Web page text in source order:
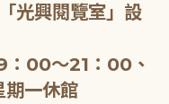
光興閱覽室」設
：00～21：00、
一休館